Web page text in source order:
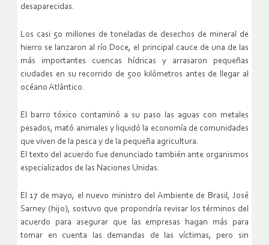
desaparecidas.
Los casi 50 millones de toneladas de desechos de mineral de
hierro se lanzaron al río Doce, el principal cauce de una de las
más importantes cuencas hídricas y arrasaron pequeñas
ciudades en su recorrido de 500 kilómetros antes de llegar al
océano Atlántico.
El barro tóxico contaminó a su paso las aguas con metales
pesados, mató animales y liquidó la economía de comunidades
que viven de la pesca y de la pequeña agricultura.
El texto del acuerdo fue denunciado también ante organismos
especializados de las Naciones Unidas.
El 17 de mayo, el nuevo ministro del Ambiente de Brasil, José
Sarney (hijo), sostuvo que propondría revisar los términos del
acuerdo para asegurar que las empresas hagan más para
tomar en cuenta las demandas de las víctimas, pero sin